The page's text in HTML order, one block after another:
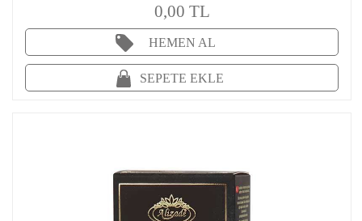
0,00 TL
HEMEN AL
SEPETE EKLE